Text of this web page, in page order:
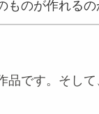
ものが作れるの
品です。そし